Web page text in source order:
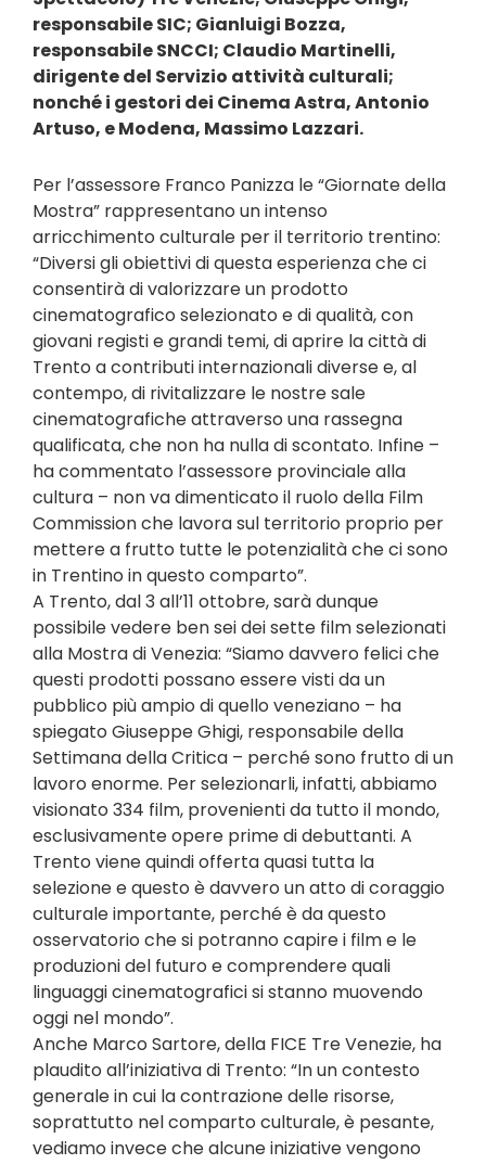
responsabile SIC; Gianluigi Bozza,
responsabile SNCCI; Claudio Martinelli,
dirigente del Servizio attività culturali;
nonché i gestori dei Cinema Astra, Antonio
Artuso, e Modena, Massimo Lazzari.
Per l’assessore Franco Panizza le “Giornate della
Mostra” rappresentano un intenso
arricchimento culturale per il territorio trentino:
“Diversi gli obiettivi di questa esperienza che ci
consentirà di valorizzare un prodotto
cinematografico selezionato e di qualità, con
giovani registi e grandi temi, di aprire la città di
Trento a contributi internazionali diverse e, al
contempo, di rivitalizzare le nostre sale
cinematografiche attraverso una rassegna
qualificata, che non ha nulla di scontato. Infine –
ha commentato l’assessore provinciale alla
cultura – non va dimenticato il ruolo della Film
Commission che lavora sul territorio proprio per
mettere a frutto tutte le potenzialità che ci sono
in Trentino in questo comparto”.
A Trento, dal 3 all’11 ottobre, sarà dunque
possibile vedere ben sei dei sette film selezionati
alla Mostra di Venezia: “Siamo davvero felici che
questi prodotti possano essere visti da un
pubblico più ampio di quello veneziano – ha
spiegato Giuseppe Ghigi, responsabile della
Settimana della Critica – perché sono frutto di un
lavoro enorme. Per selezionarli, infatti, abbiamo
visionato 334 film, provenienti da tutto il mondo,
esclusivamente opere prime di debuttanti. A
Trento viene quindi offerta quasi tutta la
selezione e questo è davvero un atto di coraggio
culturale importante, perché è da questo
osservatorio che si potranno capire i film e le
produzioni del futuro e comprendere quali
linguaggi cinematografici si stanno muovendo
oggi nel mondo”.
Anche Marco Sartore, della FICE Tre Venezie, ha
plaudito all’iniziativa di Trento: “In un contesto
generale in cui la contrazione delle risorse,
soprattutto nel comparto culturale, è pesante,
vediamo invece che alcune iniziative vengono